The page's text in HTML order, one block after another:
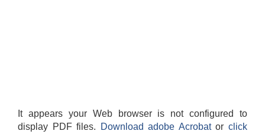
It appears your Web browser is not configured to
display PDF files.
Download adobe Acrobatorclick